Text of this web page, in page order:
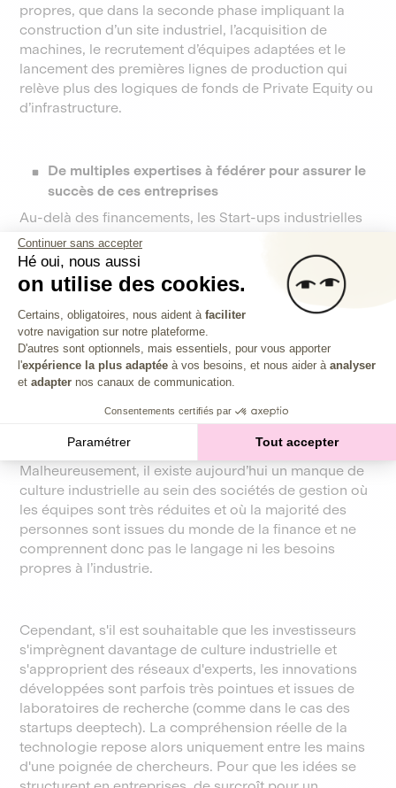
propres, que dans la seconde phase impliquant la
construction d’un site industriel, l’acquisition de
machines, le recrutement d’équipes adaptées et le
lancement des premières lignes de production qui
relève plus des logiques de fonds de Private Equity ou
d’infrastructure.
De multiples expertises à fédérer pour assurer le
succès de ces entreprises
Au-delà des financements, les Start-ups industrielles
ont également besoin d’expertises pour pouvoir être
accompagnées techniquement dans leur activité, par
exemple par le biais d’operating partners (ou associés
exploitants en français, souvent des entrepreneurs
aguerris auxquels les fonds d’investissement font
appel pour conseiller les dirigeants des entreprises de
leur portefeuille.) qui ont une bonne compréhension
de leurs enjeux et qui puissent comprendre les divers
sujets liés par exemple aux moules dans la chaîne de
valeur industrielle, comment fonctionne une ligne de
des contrats avec des grands groupes industriels.
Malheureusement, il existe aujourd’hui un manque de
culture industrielle au sein des sociétés de gestion où
les équipes sont très réduites et où la majorité des
personnes sont issues du monde de la finance et ne
comprennent donc pas le langage ni les besoins
propres à l’industrie.
Cependant, s'il est souhaitable que les investisseurs
s'imprègnent davantage de culture industrielle et
s'approprient des réseaux d'experts, les innovations
développées sont parfois très pointues et issues de
laboratoires de recherche (comme dans le cas des
startups deeptech). La compréhension réelle de la
technologie repose alors uniquement entre les mains
d'une poignée de chercheurs. Pour que les idées se
Continuer sans accepter
Hé oui, nous aussi
on utilise des cookies.
Plateforme de Gestion du
Certains, obligatoires, nous aident à faciliter
votre navigation sur notre plateforme.
D'autres sont optionnels, mais essentiels, pour vous apporter
l'expérience la plus adaptée à vos besoins, et nous aider à analyser
et adapter nos canaux de communication.
Consentements certifiés par
Paramétrer Tout accepter
Axeptio consent